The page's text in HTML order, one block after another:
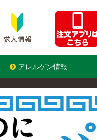
アレルゲン情報